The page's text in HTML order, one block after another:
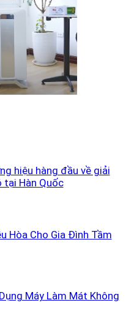
hiệu hàng đầu về giải
Hàn Quốc
Hòa Cho Gia Đình Tầm
Máy Làm Mát Không